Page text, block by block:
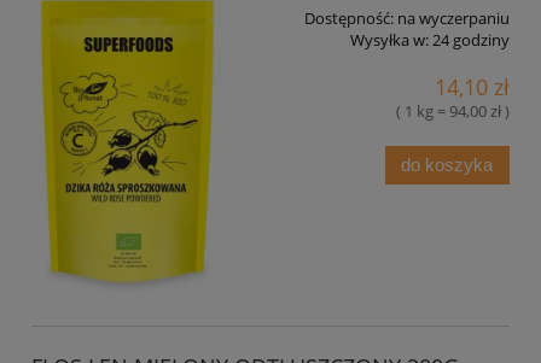
Dostępność: na wyczerpaniu
Wysyłka w:24 godziny
14,10 zł
( 1 kg = 94,00 zł )
do koszyka